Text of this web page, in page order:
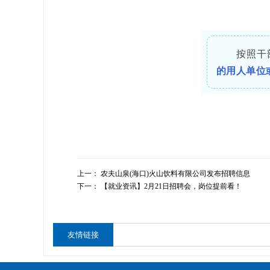
按照干部
的用人单位
上一： 农夫山泉(海口)火山饮料有限公司发布招聘信息
下一：
【就业资讯】2月21日招聘会，岗位提前看！
友情链接